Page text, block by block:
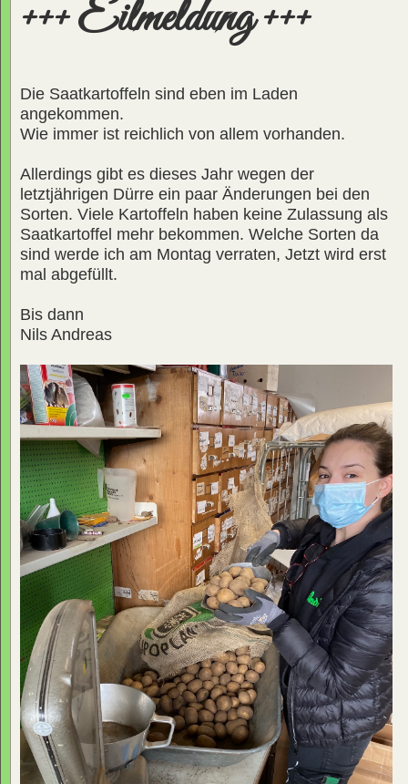
+++ Eilmeldung +++
Die Saatkartoffeln sind eben im Laden
angekommen.
Wie immer ist reichlich von allem vorhanden.
Allerdings gibt es dieses Jahr wegen der
letztjährigen Dürre ein paar Änderungen bei den
Sorten. Viele Kartoffeln haben keine Zulassung als
Saatkartoffel mehr bekommen. Welche Sorten da
sind werde ich am Montag verraten, Jetzt wird erst
mal abgefüllt.
Bis dann
Nils Andreas